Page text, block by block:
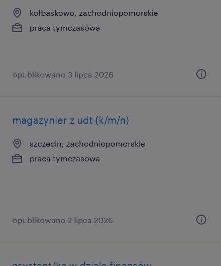
kołbaskowo, zachodniopomorskie
praca tymczasowa
opublikowano 3 lipca 2026
magazynier z udt (k/m/n)
szczecin, zachodniopomorskie
praca tymczasowa
opublikowano 2 lipca 2026